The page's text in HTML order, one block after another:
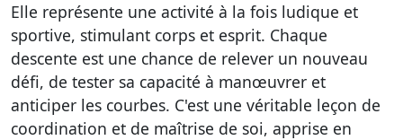
Elle représente une activité à la fois ludique et
sportive, stimulant corps et esprit. Chaque
descente est une chance de relever un nouveau
défi, de tester sa capacité à manœuvrer et
anticiper les courbes. C'est une véritable leçon de
coordination et de maîtrise de soi, apprise en